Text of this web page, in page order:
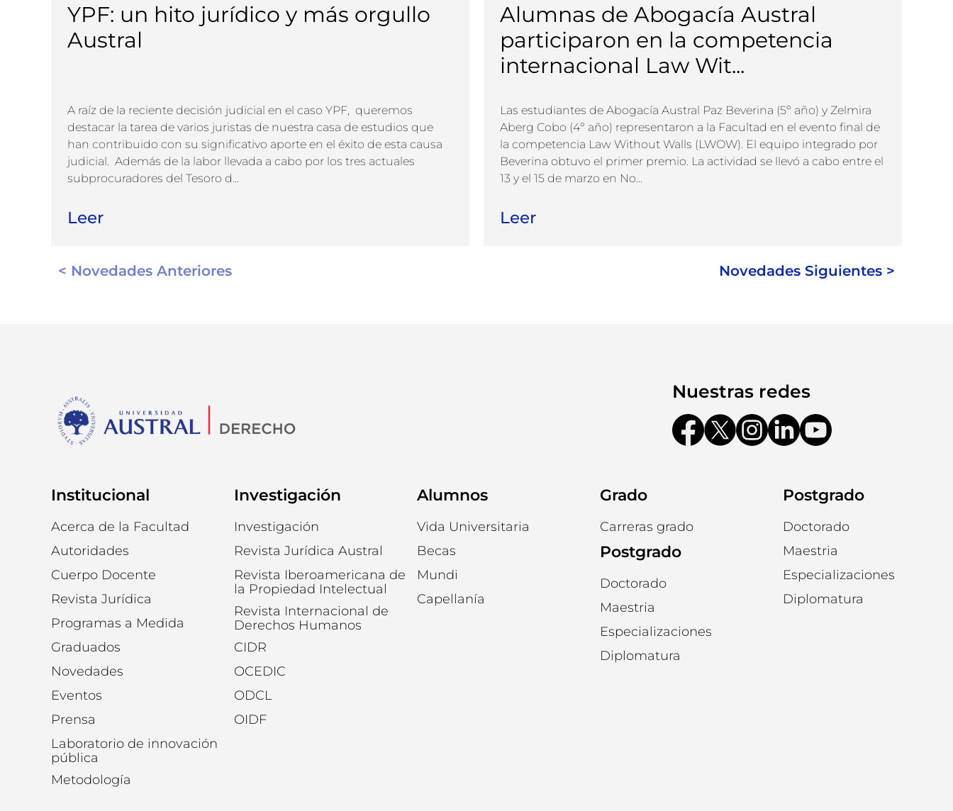
YPF: un hito jurídico y más orgullo
Austral
A raíz de la reciente decisión judicial en el caso YPF, queremos
destacar la tarea de varios juristas de nuestra casa de estudios que
han contribuido con su significativo aporte en el éxito de esta causa
judicial. Además de la labor llevada a cabo por los tres actuales
subprocuradores del Tesoro d...
Leer
Alumnas de Abogacía Austral
participaron en la competencia
internacional Law Wit...
Las estudiantes de Abogacía Austral Paz Beverina (5º año) y Zelmira
Aberg Cobo (4º año) representaron a la Facultad en el evento final de
la competencia Law Without Walls (LWOW). El equipo integrado por
Beverina obtuvo el primer premio. La actividad se llevó a cabo entre el
13 y el 15 de marzo en No...
Leer
< Novedades Anteriores Novedades Siguientes >
Nuestras redes
Institucional
Acerca de la Facultad
Autoridades
Cuerpo Docente
Revista Jurídica
Programas a Medida
Graduados
Novedades
Eventos
Prensa
Laboratorio de innovación
pública
Metodología
Investigación
Investigación
Revista Jurídica Austral
Revista Iberoamericana de
la Propiedad Intelectual
Revista Internacional de
Derechos Humanos
CIDR
OCEDIC
ODCL
OIDF
Alumnos
Vida Universitaria
Becas
Mundi
Capellanía
Grado
Carreras grado
Postgrado
Doctorado
Maestria
Especializaciones
Diplomatura
Postgrado
Doctorado
Maestria
Especializaciones
Diplomatura